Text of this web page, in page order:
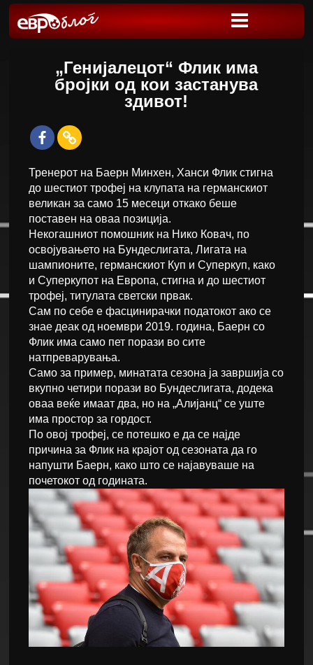
„Генијалецот“ Флик има
бројки од кои застанува
здивот!
Тренерот на Баерн Минхен, Ханси Флик стигна
до шестиот трофеј на клупата на германскиот
великан за само 15 месеци откако беше
поставен на оваа позиција.
Некогашниот помошник на Нико Ковач, по
освојувањето на Бундеслигата, Лигата на
шампионите, германскиот Куп и Суперкуп, како
и Суперкупот на Европа, стигна и до шестиот
трофеј, титулата светски првак.
Сам по себе е фасцинирачки податокот ако се
знае деак од ноември 2019. година, Баерн со
Флик има само пет порази во сите
натпреварувања.
Само за пример, минатата сезона ја завршија со
вкупно четири порази во Бундеслигата, додека
оваа веќе имаат два, но на „Алијанц“ се уште
има простор за гордост.
По овој трофеј, се потешко е да се најде
причина за Флик на крајот од сезоната да го
напушти Баерн, како што се најавуваше на
почетокот од годината.